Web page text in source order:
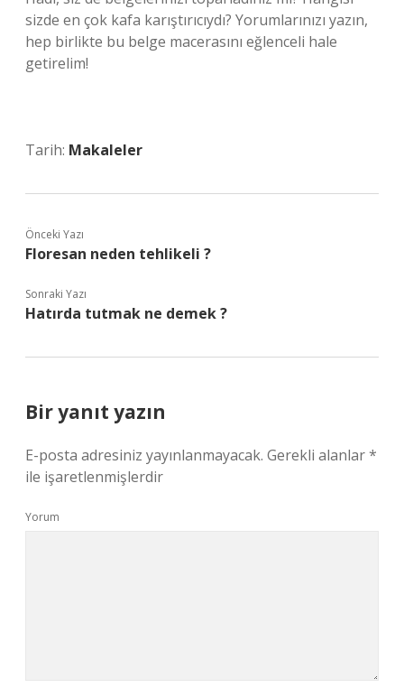
sizde en çok kafa karıştırıcıydı? Yorumlarınızı yazın,
hep birlikte bu belge macerasını eğlenceli hale
getirelim!
Tarih: Makaleler
Önceki Yazı
Floresan neden tehlikeli ?
Sonraki Yazı
Hatırda tutmak ne demek ?
Bir yanıt yazın
E-posta adresiniz yayınlanmayacak. Gerekli alanlar*
ile işaretlenmişlerdir
Yorum